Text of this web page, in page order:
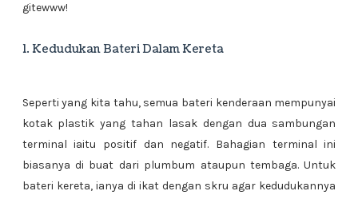
gitewww!
1. Kedudukan Bateri Dalam Kereta
Seperti yang kita tahu, semua bateri kenderaan mempunyai
kotak plastik yang tahan lasak dengan dua sambungan
terminal iaitu positif dan negatif. Bahagian terminal ini
biasanya di buat dari plumbum ataupun tembaga. Untuk
bateri kereta, ianya di ikat dengan skru agar kedudukannya